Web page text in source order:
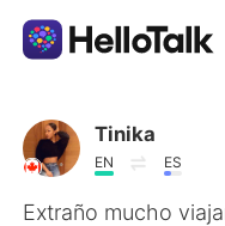
Appli d'échange
AI Grammar
Tinika
EN ES
Extraño mucho